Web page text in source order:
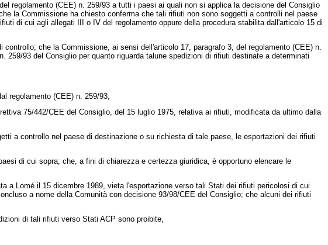
regolamento (CEE) n. 259/93 a tutti i paesi ai quali non si applica la decisione del Consiglio
la Commissione ha chiesto conferma che tali rifiuti non sono soggetti a controlli nel paese
di cui agli allegati III o IV del regolamento oppure della procedura stabilita dall'articolo 15 di
che la Commissione, ai sensi dell'articolo 17, paragrafo 3, del regolamento (CEE) n.
93 del Consiglio per quanto riguarda talune spedizioni di rifiuti destinate a determinati
regolamento (CEE) n. 259/93;
75/442/CEE del Consiglio, del 15 luglio 1975, relativa ai rifiuti, modificata da ultimo dalla
a controllo nel paese di destinazione o su richiesta di tale paese, le esportazioni dei rifiuti
di cui sopra; che, a fini di chiarezza e certezza giuridica, è opportuno elencare le
Lomé il 15 dicembre 1989, vieta l'esportazione verso tali Stati dei rifiuti pericolosi di cui
a nome della Comunità con decisione 93/98/CEE del Consiglio; che alcuni dei rifiuti
di tali rifiuti verso Stati ACP sono proibite,